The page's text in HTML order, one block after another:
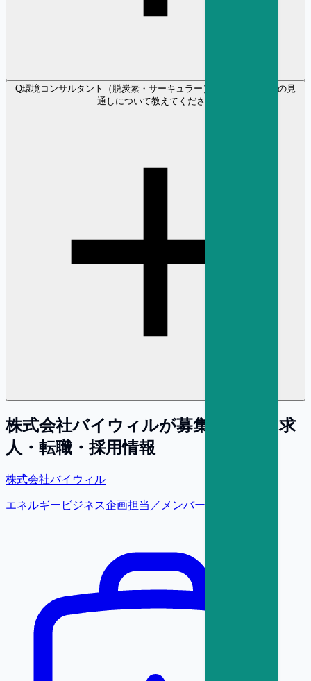
Q環境コンサルタント（脱炭素・サーキュラー） の将来性や年収の見
通しについて教えてください
株式会社バイウィルが募集している求
人・転職・採用情報
株式会社バイウィル
エネルギービジネス企画担当／メンバークラス